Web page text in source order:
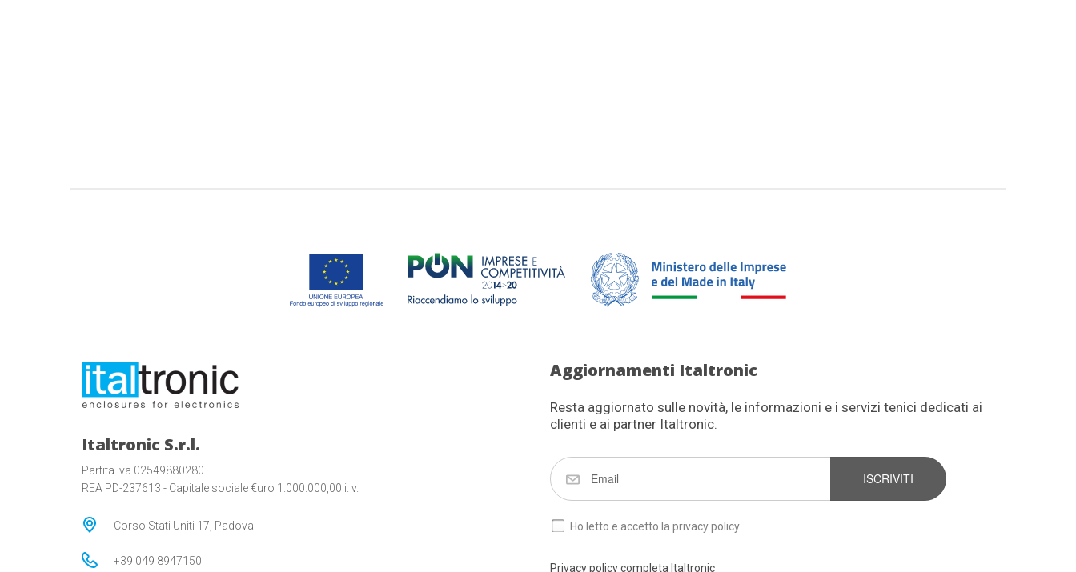
Italtronic S.r.l.
Partita Iva 02549880280
REA PD-237613 - Capitale sociale €uro 1.000.000,00 i. v.
Corso Stati Uniti 17, Padova
+39 049 8947150
Aggiornamenti Italtronic
Resta aggiornato sulle novità, le informazioni e i servizi tenici dedicati ai
clienti e ai partner Italtronic.
ISCRIVITI
Ho letto e accetto la privacy policy
Privacy policy completa Italtronic